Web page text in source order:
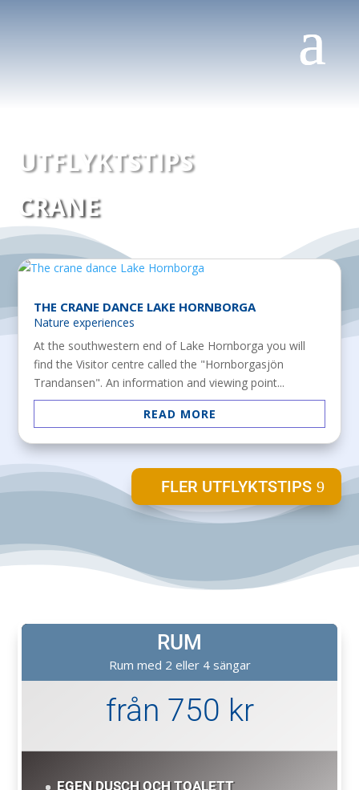
UTFLYKTSTIPS
CRANE
THE CRANE DANCE LAKE HORNBORGA
Nature experiences
At the southwestern end of Lake Hornborga you will
find the Visitor centre called the "Hornborgasjön
Trandansen". An information and viewing point...
READ MORE
FLER UTFLYKTSTIPS
RUM
Rum med 2 eller 4 sängar
från 750 kr
EGEN DUSCH OCH TOALETT